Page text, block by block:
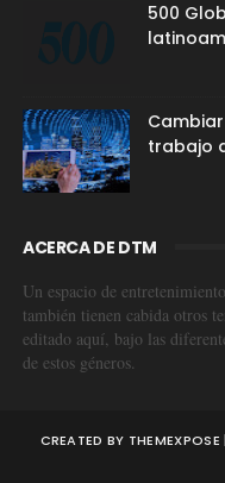
500
trabajo
ACERCA DE DTM
Un espacio de
también tienen cabida otros
editado aquí, bajo las
de estos géneros.
CREATED BY THEMEXPOSE